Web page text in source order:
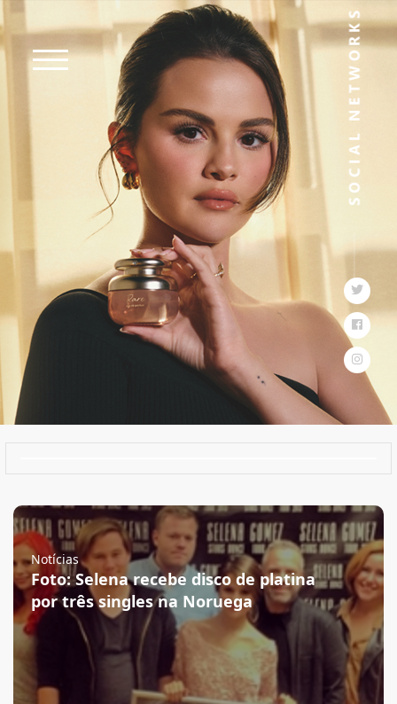
Notícias
Foto: Selena recebe disco de platina
por três singles na Noruega